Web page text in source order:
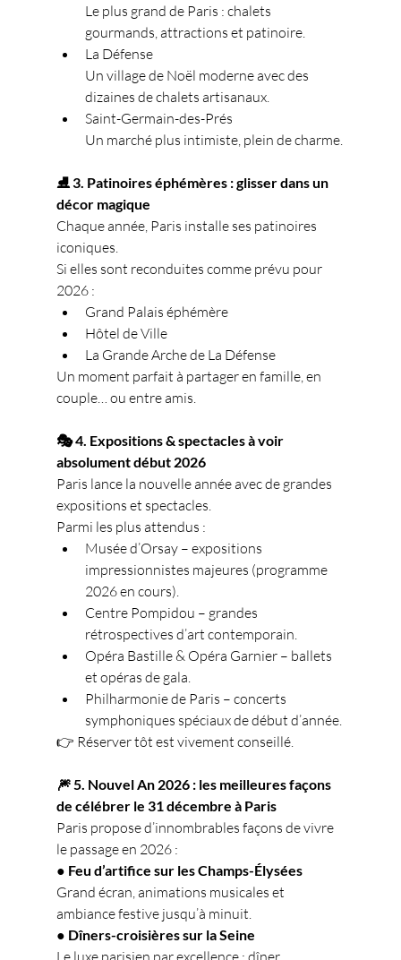
Le plus grand de Paris : chalets
gourmands, attractions et patinoire.
La Défense
Un village de Noël moderne avec des
dizaines de chalets artisanaux.
Saint-Germain-des-Prés
Un marché plus intimiste, plein de charme.
⛸ 3. Patinoires éphémères : glisser dans un
décor magique
Chaque année, Paris installe ses patinoires
iconiques.
Si elles sont reconduites comme prévu pour
2026 :
Grand Palais éphémère
Hôtel de Ville
La Grande Arche de La Défense
Un moment parfait à partager en famille, en
couple… ou entre amis.
🎭 4. Expositions & spectacles à voir
absolument début 2026
Paris lance la nouvelle année avec de grandes
expositions et spectacles.
Parmi les plus attendus :
Musée d’Orsay – expositions
impressionnistes majeures (programme
2026 en cours).
Centre Pompidou – grandes
rétrospectives d’art contemporain.
Opéra Bastille & Opéra Garnier – ballets
et opéras de gala.
Philharmonie de Paris – concerts
symphoniques spéciaux de début d’année.
👉 Réserver tôt est vivement conseillé.
🎆 5. Nouvel An 2026 : les meilleures façons
de célébrer le 31 décembre à Paris
Paris propose d’innombrables façons de vivre
le passage en 2026 :
● Feu d’artifice sur les Champs-Élysées
Grand écran, animations musicales et
ambiance festive jusqu’à minuit.
● Dîners-croisières sur la Seine
Le luxe parisien par excellence : dîner